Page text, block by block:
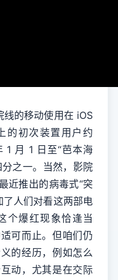
线的移动使用在 iOS
的初次装置用户约
1 月 1 日至“芭本海
之一。当然，影院
近推出的病毒式“突
了人们对看这两部电
个爆红现象恰逢当
可而止。但咱们仍
的经历，例如怎么
动，尤其是在交际